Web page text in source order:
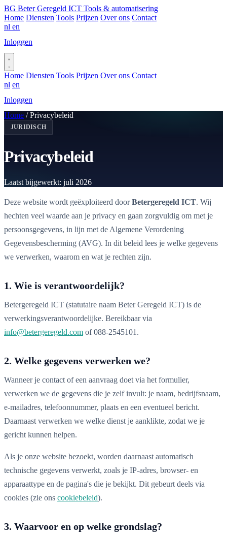
BG Beter Geregeld ICT Tools & automatisering
Home Diensten Tools Prijzen Over ons Contact
nl en
Inloggen
Home Diensten Tools Prijzen Over ons Contact
nl en
Inloggen
Home / Privacybeleid
JURIDISCH
Privacybeleid
Laatst bijgewerkt: juli 2026
Deze website wordt geëxploiteerd doorBetergeregeld ICT. Wij
hechten veel waarde aan je privacy en gaan zorgvuldig om met je
persoonsgegevens, in lijn met de Algemene Verordening
Gegevensbescherming (AVG). In dit beleid lees je welke gegevens
we verwerken, waarom en wat je rechten zijn.
1. Wie is verantwoordelijk?
Betergeregeld ICT (statutaire naam Beter Geregeld ICT) is de
verwerkingsverantwoordelijke. Bereikbaar via
info@betergeregeld.com of 088-2545101.
2. Welke gegevens verwerken we?
Wanneer je contact of een aanvraag doet via het formulier,
verwerken we de gegevens die je zelf invult: je naam, bedrijfsnaam,
e-mailadres, telefoonnummer, plaats en een eventueel bericht.
Daarnaast verwerken we welke dienst je aanklikte, zodat we je
gericht kunnen helpen.
Als je onze website bezoekt, worden daarnaast automatisch
technische gegevens verwerkt, zoals je IP-adres, browser- en
apparaattype en de pagina's die je bekijkt. Dit gebeurt deels via
cookies (zie ons cookiebeleid).
3. Waarvoor en op welke grondslag?